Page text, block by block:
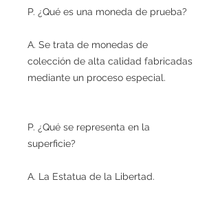
P. ¿Qué es una moneda de prueba?
A. Se trata de monedas de
colección de alta calidad fabricadas
mediante un proceso especial.
P. ¿Qué se representa en la
superficie?
A. La Estatua de la Libertad.